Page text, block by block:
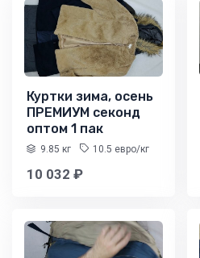
Куртки зима, осень
ПРЕМИУМ секонд
оптом 1 пак
9.85 кг 10.5 евро/кг
10 032 ₽